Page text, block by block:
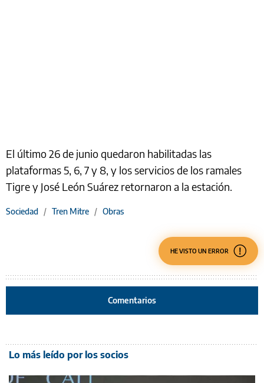
El último 26 de junio quedaron habilitadas las
plataformas 5, 6, 7 y 8, y los servicios de los ramales
Tigre y José León Suárez retornaron a la estación.
Sociedad / Tren Mitre / Obras
HE VISTO UN ERROR
Comentarios
Lo más leído por los socios